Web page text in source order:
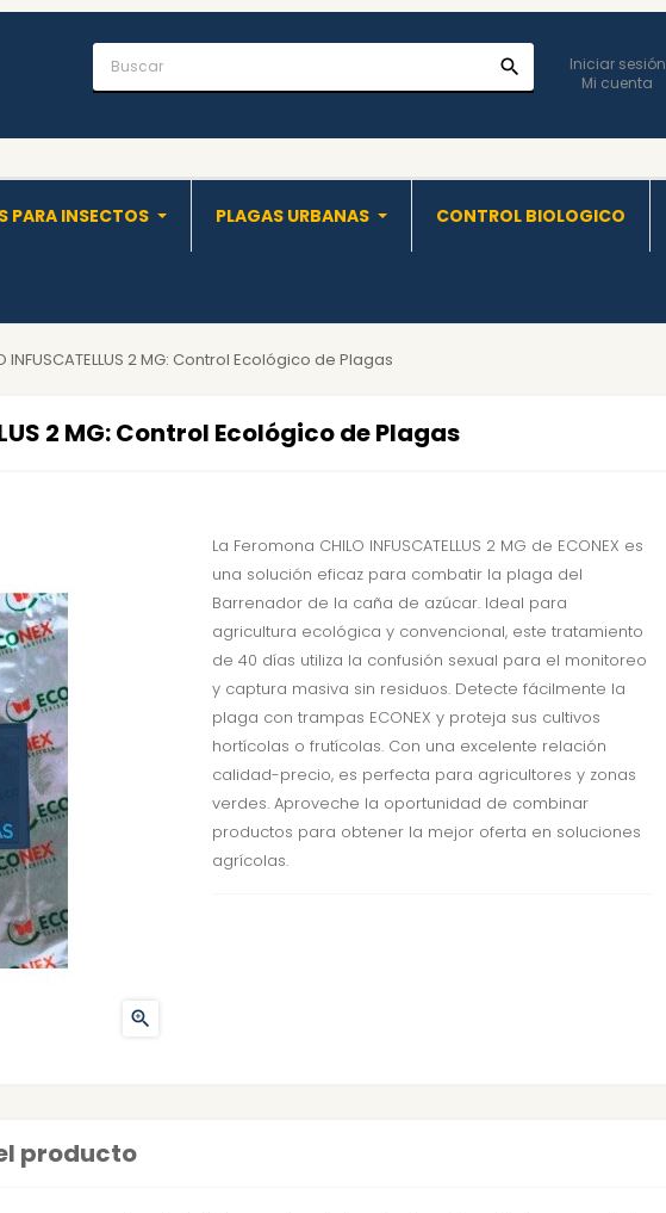
search
Iniciar sesión
Mi cuenta
PARA INSECTOS PLAGAS URBANAS CONTROL BIOLOGICO
INFUSCATELLUS 2 MG: Control Ecológico de Plagas
2 MG: Control Ecológico de Plagas

La Feromona CHILO INFUSCATELLUS 2 MG de ECONEX es
una solución eficaz para combatir la plaga del
Barrenador de la caña de azúcar. Ideal para
agricultura ecológica y convencional, este tratamiento
de 40 días utiliza la confusión sexual para el monitoreo
y captura masiva sin residuos. Detecte fácilmente la
plaga con trampas ECONEX y proteja sus cultivos
hortícolas o frutícolas. Con una excelente relación
calidad-precio, es perfecta para agricultores y zonas
verdes. Aproveche la oportunidad de combinar
productos para obtener la mejor oferta en soluciones
agrícolas.
producto